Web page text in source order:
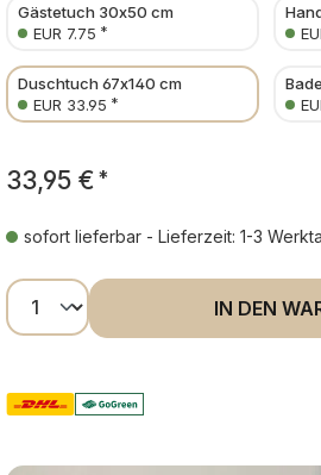
Gästetuch 30x50 cm
EUR 7.75 *
Duschtuch 67x140 cm
EUR 33.95 *
33,95 € *
sofort lieferbar - Lieferzeit: 1-3
Produkt Anzahl: Gib
IN DEN